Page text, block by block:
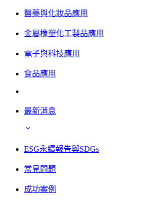
醫藥與化妝品應用
金屬橡塑化工製品應用
電子與科技應用
食品應用
最新消息
ESG永續報告與SDGs
常見問題
成功案例